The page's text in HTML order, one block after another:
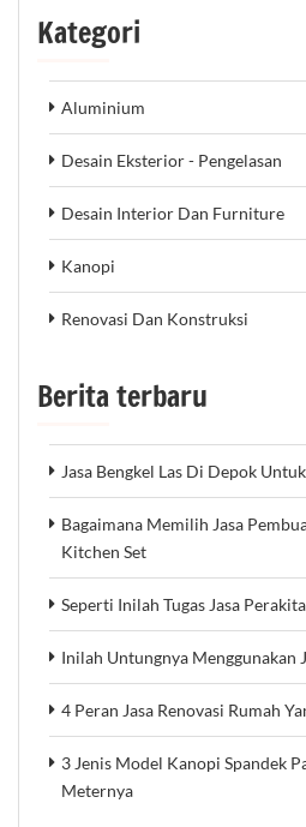
Kategori
Aluminium
Desain Eksterior - Pengelasan
Desain Interior Dan Furniture
Kanopi
Renovasi Dan Konstruksi
Berita terbaru
Jasa Bengkel Las Di Depok
Bagaimana Memilih Jasa
Kitchen Set
Seperti Inilah Tugas Jasa
Inilah Untungnya Menggunakan
4 Peran Jasa Renovasi Rumah
3 Jenis Model Kanopi Spandek
Meternya